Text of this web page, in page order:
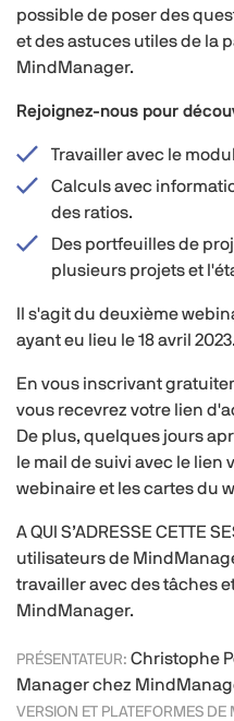
possible de poser des
et des astuces utiles de la
MindManager.
Rejoignez-nous pour
Travailler avec le
Calculs avec
des ratios.
Des portfeuilles de
plusieurs projets et
Il s'agit du deuxième
ayant eu lieu le 18 avril
En vous inscrivant
vous recevrez votre lien
De plus, quelques jours
le mail de suivi avec le
webinaire et les cartes du
A QUI S’ADRESSE CETTE
utilisateurs de
travailler avec des tâches
MindManager.
PRÉSENTATEUR: Christophe
Manager chez
VERSION ET PLATEFORMES